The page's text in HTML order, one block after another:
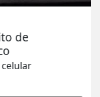
de